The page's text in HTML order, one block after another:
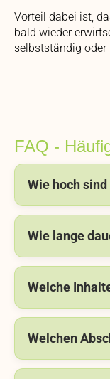
Vorteil dabei ist,
bald wieder
selbstständig oder
FAQ -
Wie hoch
Wie lange
Welche
Welchen